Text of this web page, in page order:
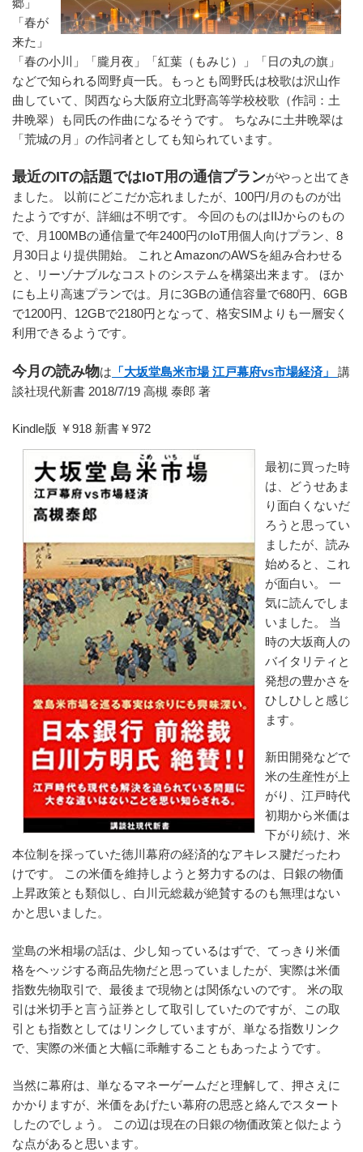
「春が
来た」
「春の小川」「朧月夜」「紅葉（もみじ）」「日の丸の旗」
などで知られる岡野貞一氏。もっとも岡野氏は校歌は沢山作
曲していて、関西なら大阪府立北野高等学校校歌（作詞：土
井晩翠）も同氏の作曲になるそうです。 ちなみに土井晩翠は
「荒城の月」の作詞者としても知られています。
最近のITの話題ではIoT用の通信プランがやっと出てき
ました。 以前にどこだか忘れましたが、100円/月のものが出
たようですが、詳細は不明です。 今回のものはIIJからのもの
で、月100MBの通信量で年2400円のIoT用個人向けプラン、8
月30日より提供開始。 これとAmazonのAWSを組み合わせる
と、リーゾナブルなコストのシステムを構築出来ます。 ほか
にも上り高速プランでは。月に3GBの通信容量で680円、6GB
で1200円、12GBで2180円となって、格安SIMよりも一層安く
利用できるようです。
今月の読み物は 「大坂堂島米市場 江戸幕府vs市場経済」 講
談社現代新書 2018/7/19 高槻 泰郎 著
Kindle版 ￥918 新書￥972
最初に買った時
は、どうせあま
り面白くないだ
ろうと思ってい
ましたが、読み
始めると、これ
が面白い。 一
気に読んでしま
いました。 当
時の大坂商人の
バイタリティと
発想の豊かさを
ひしひしと感じ
ます。
新田開発などで
米の生産性が上
がり、江戸時代
初期から米価は
下がり続け、米
本位制を採っていた徳川幕府の経済的なアキレス腱だったわ
けです。 この米価を維持しようと努力するのは、日銀の物価
上昇政策とも類似し、白川元総裁が絶賛するのも無理はない
かと思いました。
堂島の米相場の話は、少し知っているはずで、てっきり米価
格をヘッジする商品先物だと思っていましたが、実際は米価
指数先物取引で、最後まで現物とは関係ないのです。 米の取
引は米切手と言う証券として取引していたのですが、この取
引とも指数としてはリンクしていますが、単なる指数リンク
で、実際の米価と大幅に乖離することもあったようです。
当然に幕府は、単なるマネーゲームだと理解して、押さえに
かかりますが、米価をあげたい幕府の思惑と絡んでスタート
したのでしょう。 この辺は現在の日銀の物価政策と似たよう
な点があると思います。